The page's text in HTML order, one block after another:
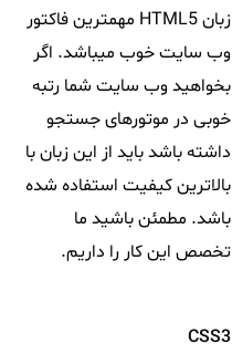
زبان HTML5 مهمترین فاکتور
وب سایت خوب میباشد. اگر
بخواهید وب سایت شما رتبه
خوبی در موتورهای جستجو
داشته باشد باید از این زبان با
بالاترین کیفیت استفاده شده
باشد. مطمئن باشید ما
تخصص این کار را داریم.
CSS3